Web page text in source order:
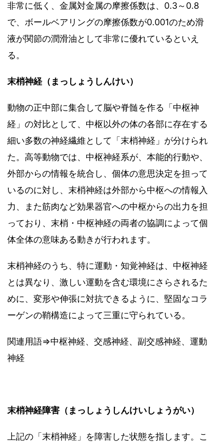
非常に低く、金属対金属の摩擦係数は、0.3～0.8
で、ボールベアリングの摩擦係数が0.001のため滑
液が関節の潤滑油として非常に優れているといえ
る。
末梢神経（まっしょうしんけい）
動物の正中部に集合して脳や脊髄を作る「中枢神
経」の対比として、中枢以外の体の各部に存在する
細い多数の神経繊維として「末梢神経」が分けられ
た。高等動物では、中枢神経系が、本能的行動や、
外部からの情報を統合し、個体の意思決定を担って
いるのに対し、末梢神経は外部から中枢への情報入
力、また筋肉など効果器官への中枢からの出力を担
っており、末梢・中枢神経の両者の協調によって個
体全体の意味ある動きが行われます。
末梢神経のうち、特に運動・知覚神経は、中枢神経
とは異なり、激しい運動を含む環境にさらされるた
めに、変形や伸張に対抗できるように、堅固なコラ
ーゲンの鞘構造によって三重に守られている。
関連用語⇒中枢神経、交感神経、副交感神経、運動
神経
末梢神経障害（まっしょうしんけいしょうがい）
上記の「末梢神経」を障害した状態を指します。こ